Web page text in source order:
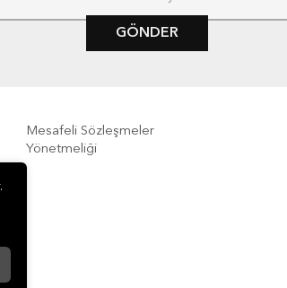
GÖNDER
Mesafeli Sözleşmeler
Yönetmeliği